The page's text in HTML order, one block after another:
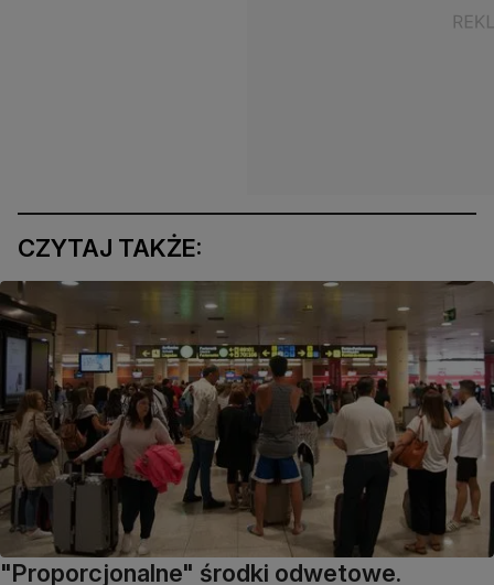
CZYTAJ TAKŻE:
"Proporcjonalne" środki odwetowe.